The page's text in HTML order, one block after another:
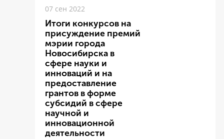
07 сен 2022
Итоги конкурсов на
присуждение премий
мэрии города
Новосибирска в
сфере науки и
инноваций и на
предоставление
грантов в форме
субсидий в сфере
научной и
инновационной
деятельности